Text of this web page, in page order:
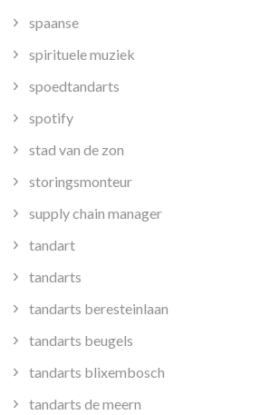
spaanse
spirituele muziek
spoedtandarts
spotify
stad van de zon
storingsmonteur
supply chain manager
tandart
tandarts
tandarts beresteinlaan
tandarts beugels
tandarts blixembosch
tandarts de meern